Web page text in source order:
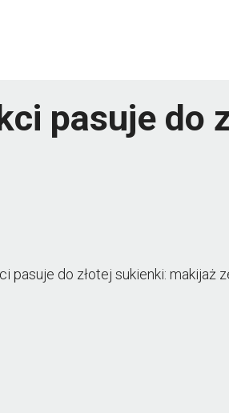
pasuje do
pasuje do złotej sukienki: makijaż